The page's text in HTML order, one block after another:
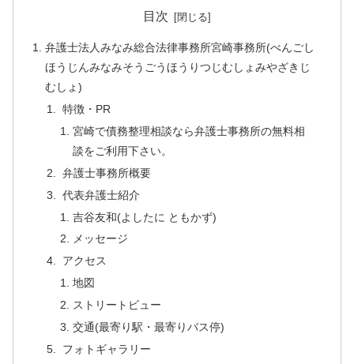
目次
弁護士法人みなみ総合法律事務所宮崎事務所(べんごし
ほうじんみなみそうごうほうりつじむしょみやざきじ
むしょ)
特徴・PR
宮崎で債務整理相談なら弁護士事務所の無料相
談をご利用下さい。
弁護士事務所概要
代表弁護士紹介
吉谷友和(よしたに ともかず)
メッセージ
アクセス
地図
ストリートビュー
交通(最寄り駅・最寄りバス停)
フォトギャラリー